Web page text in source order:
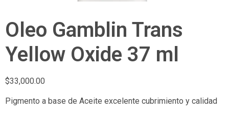
Oleo Gamblin Trans
Yellow Oxide 37 ml
$33,000.00
Pigmento a base de Aceite excelente cubrimiento y calidad